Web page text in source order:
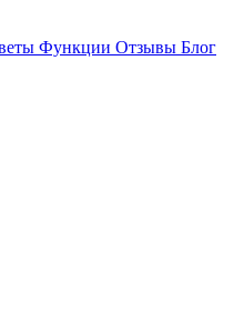
Функции Отзывы Блог